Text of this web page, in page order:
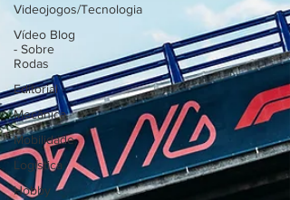
Videojogos/Tecnologia
Vídeo Blog
- Sobre
Rodas
Editorial
Mecânica
Mobilidade
Logística
Hobby